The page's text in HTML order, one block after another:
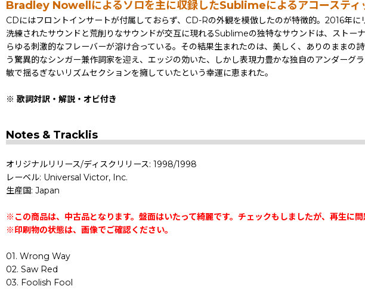
Bradley Nowellによるソロを主に収録したSublimeによるアコースティ
CDにはフロントインサートが付属しておらず、CD-Rの外観を模倣したのが特徴的。2016年に
洗練されたサウンドと荒削りなサウンドが交互に現れるSublimeの独特なサウンドは、ストー
らゆる刺激的なフレーバーが溶け合っている。その結果生まれたのは、美しく、ありのまま
う驚異的なシンガー兼作詞家を迎え、エッジの効いた、しかし表現力豊かな独自のアンダー
敏で揺るぎないリズムセクションを擁していたという幸運に恵まれた。
※ 歌詞対訳・解説・オビ付き
Notes & Tracklis
オリジナルリリース/ディスクリリース: 1998/1998
レーベル: Universal Victor, Inc.
生産国: Japan
※この商品は、中古品となります。盤面はいたって綺麗です。チェックもしましたが、再生に問
※印刷物の状態は、画像でご確認ください。
01. Wrong Way
02. Saw Red
03. Foolish Fool